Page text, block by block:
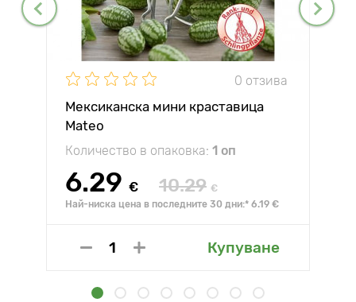
0 отзива
Мексиканска мини краставица
Mateo
Количество в опаковка: 1 оп
6.29 € 10.29 €
Най-ниска цена в последните 30 дни:* 6.19 €
Купуване